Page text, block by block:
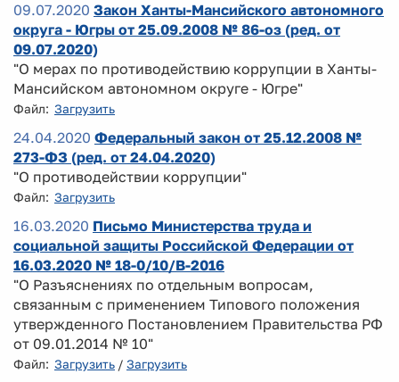
09.07.2020 Закон Ханты-Мансийского автономного
округа - Югры от 25.09.2008 № 86-оз (ред. от
09.07.2020)
"О мерах по противодействию коррупции в Ханты-
Мансийском автономном округе - Югре"
Файл: Загрузить
24.04.2020 Федеральный закон от 25.12.2008 №
273-ФЗ (ред. от 24.04.2020)
"О противодействии коррупции"
Файл: Загрузить
16.03.2020 Письмо Министерства труда и
социальной защиты Российской Федерации от
16.03.2020 № 18-0/10/В-2016
"О Разъяснениях по отдельным вопросам,
связанным с применением Типового положения
утвержденного Постановлением Правительства РФ
от 09.01.2014 № 10"
Файл: Загрузить / Загрузить